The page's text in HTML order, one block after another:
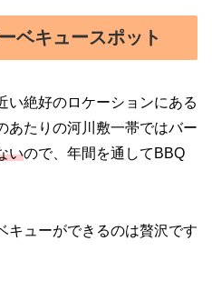
ベキュースポット
い絶好のロケーションにある
あたりの河川敷一帯ではバー
いので、年間を通してBBQ
キューができるのは贅沢です